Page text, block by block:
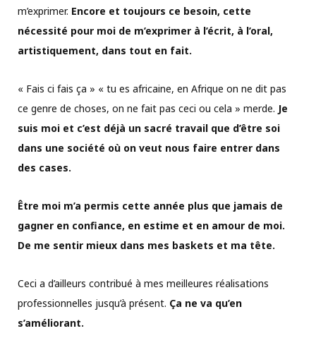
m’exprimer. Encore et toujours ce besoin, cette
nécessité pour moi de m’exprimer à l’écrit, à l’oral,
artistiquement, dans tout en fait.
« Fais ci fais ça » « tu es africaine, en Afrique on ne dit pas
ce genre de choses, on ne fait pas ceci ou cela » merde. Je
suis moi et c’est déjà un sacré travail que d’être soi
dans une société où on veut nous faire entrer dans
des cases.
Être moi m’a permis cette année plus que jamais de
gagner en confiance, en estime et en amour de moi.
De me sentir mieux dans mes baskets et ma tête.
Ceci a d’ailleurs contribué à mes meilleures réalisations
professionnelles jusqu’à présent. Ça ne va qu’en
s’améliorant.